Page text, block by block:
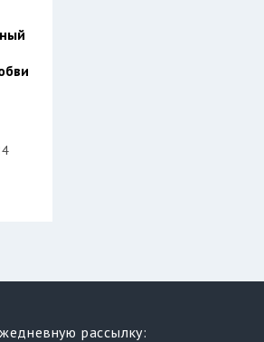
рассылку: